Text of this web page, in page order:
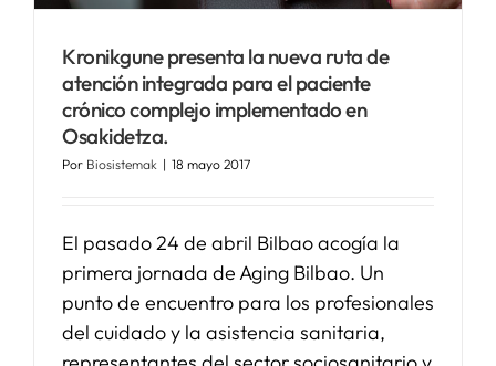
Kronikgune presenta la nueva ruta de
atención integrada para el paciente
crónico complejo implementado en
Osakidetza.
Por Biosistemak | 18 mayo 2017
El pasado 24 de abril Bilbao acogía la
primera jornada de Aging Bilbao. Un
punto de encuentro para los profesionales
del cuidado y la asistencia sanitaria,